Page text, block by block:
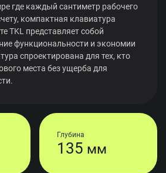
где каждый сантиметр рабочего
компактная клавиатура
TKL представляет собой
функциональности и экономии
спроектирована для тех, кто
места без ущерба для
Глубина
135 мм